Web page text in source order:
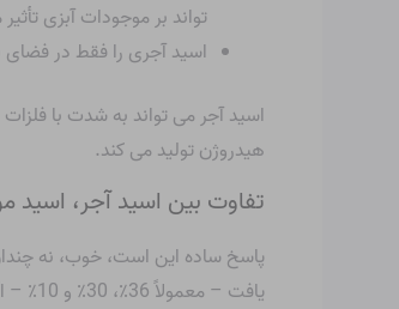
تواند بر موجودات آبزی
اسید آجری را فقط در فضای
اسید آجر می تواند به شدت با
هیدروژن تولید می کند.
تفاوت بین اسید آجر،
پاسخ ساده این است، خوب، نه
یافت